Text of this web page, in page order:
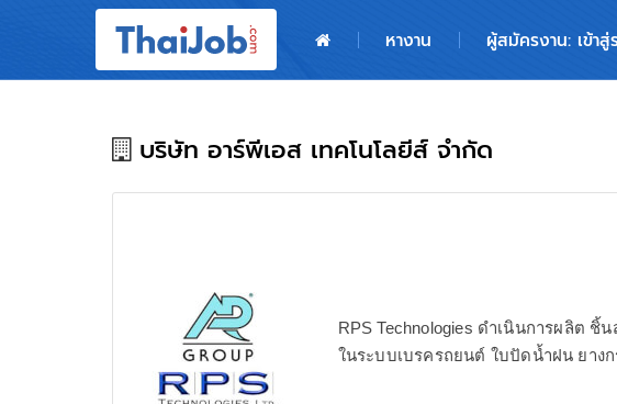
หางาน ผู้สมัครงาน: เข้าสู่
ผู้สมัครงาน: เข้าสู่ระบบ
บริษัท อาร์พีเอส เทคโนโลยีส์ จำกัด
RPS Technologies ดำเนินการผลิต
ในระบบเบรครถยนต์ ใบปัดน้ำฝน ยา